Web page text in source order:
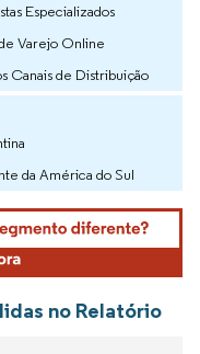
Especializados
Varejo Online
Canais de Distribuição
da América do Sul
no Relatório